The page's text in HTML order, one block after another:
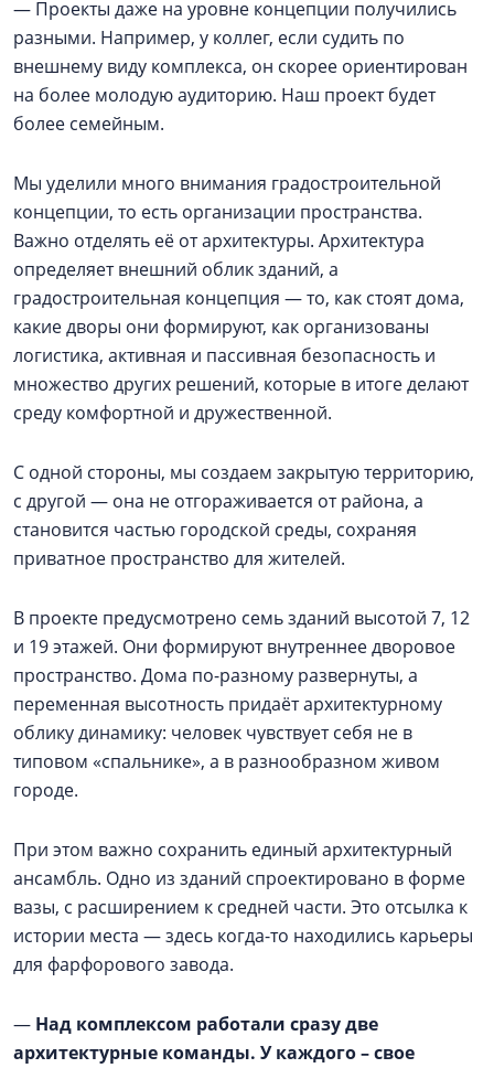
— Проекты даже на уровне концепции получились
разными. Например, у коллег, если судить по
внешнему виду комплекса, он скорее ориентирован
на более молодую аудиторию. Наш проект будет
более семейным.
Мы уделили много внимания градостроительной
концепции, то есть организации пространства.
Важно отделять её от архитектуры. Архитектура
определяет внешний облик зданий, а
градостроительная концепция — то, как стоят дома,
какие дворы они формируют, как организованы
логистика, активная и пассивная безопасность и
множество других решений, которые в итоге делают
среду комфортной и дружественной.
С одной стороны, мы создаем закрытую территорию,
с другой — она не отгораживается от района, а
становится частью городской среды, сохраняя
приватное пространство для жителей.
В проекте предусмотрено семь зданий высотой 7, 12
и 19 этажей. Они формируют внутреннее дворовое
пространство. Дома по-разному развернуты, а
переменная высотность придаёт архитектурному
облику динамику: человек чувствует себя не в
типовом «спальнике», а в разнообразном живом
городе.
При этом важно сохранить единый архитектурный
ансамбль. Одно из зданий спроектировано в форме
вазы, с расширением к средней части. Это отсылка к
истории места — здесь когда-то находились карьеры
для фарфорового завода.
— Над комплексом работали сразу две
архитектурные команды. У каждого – свое